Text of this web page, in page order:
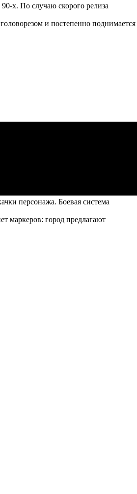
х. По случаю скорого релиза
и постепенно поднимается
персонажа. Боевая система
маркеров: город предлагают